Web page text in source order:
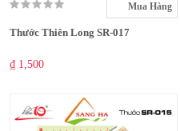
Mua Hàng
Thước Thiên Long SR-017
₫ 1,500